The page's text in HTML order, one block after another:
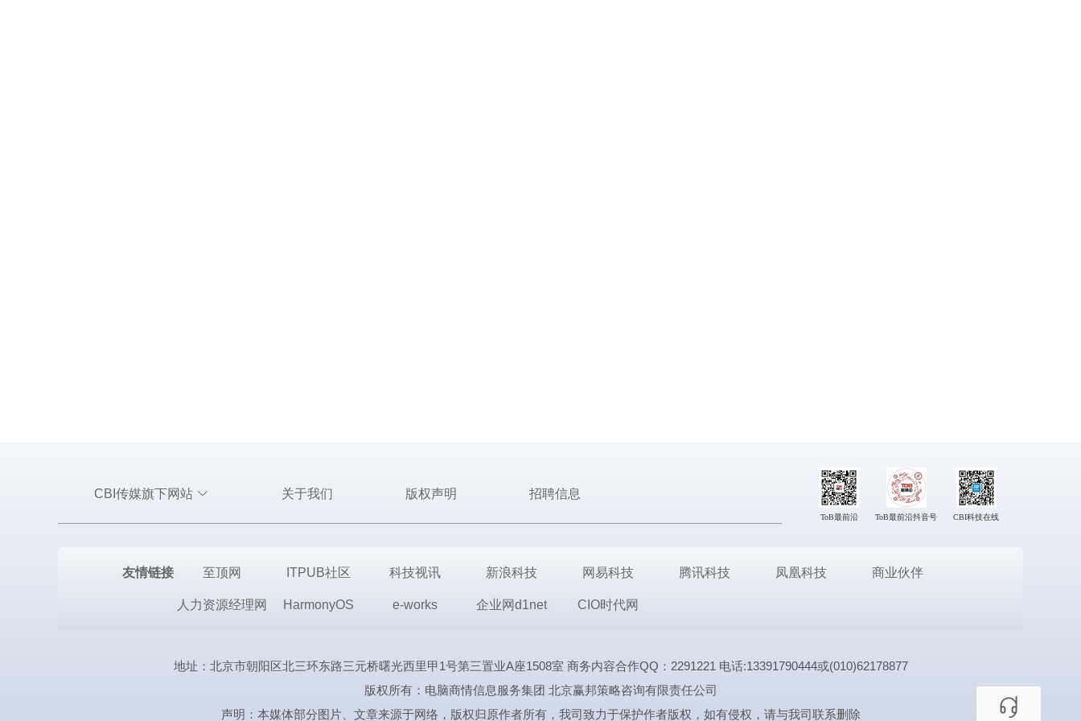
CBI传媒旗下网站 关于我们 版权声明 招聘信息
ToB最前沿 ToB最前沿抖音号 CBI科技在线
友情链接 至顶网 ITPUB社区 科技视讯 新浪科技 网易科技 腾讯科技 凤凰科技 商业伙伴
人力资源经理网 HarmonyOS e-works 企业网d1net CIO时代网
地址：北京市朝阳区北三环东路三元桥曙光西里甲1号第三置业A座1508室 商务内容合作QQ：2291221 电话:13391790444或(010)62178877
版权所有：电脑商情信息服务集团 北京赢邦策略咨询有限责任公司
声明：本媒体部分图片、文章来源于网络，版权归原作者所有，我司致力于保护作者版权，如有侵权，请与我司联系删除